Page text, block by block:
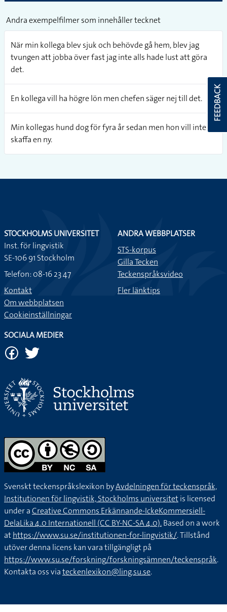
Andra exempelfilmer som innehåller tecknet
När min kollega blev sjuk och behövde gå hem, blev jag
tvungen att jobba över fast jag inte alls hade lust att göra
det.
En kollega vill ha högre lön men chefen säger nej till det.
Min kollegas hund dog för fyra år sedan men hon vill inte
skaffa en ny.
FEEDBACK
STOCKHOLMS UNIVERSITET
Inst. för lingvistik
SE-106 91 Stockholm
Telefon: 08-16 23 47
Kontakt
Om webbplatsen
Cookieinställningar
ANDRA WEBBPLATSER
STS-korpus
Gilla Tecken
Teckenspråksvideo
Fler länktips
SOCIALA MEDIER
Svenskt teckenspråkslexikon byAvdelningen för teckenspråk,
Institutionen för lingvistik, Stockholms universitetis licensed
under aCreative Commons Erkännande-IckeKommersiell-
DelaLika 4.0 Internationell (CC BY-NC-SA 4.0).Based on a work
athttps://www.su.se/institutionen-for-lingvistik/. Tillstånd
utöver denna licens kan vara tillgängligt på
https://www.su.se/forskning/forskningsämnen/teckenspråk.
Kontakta oss viateckenlexikon@ling.su.se.